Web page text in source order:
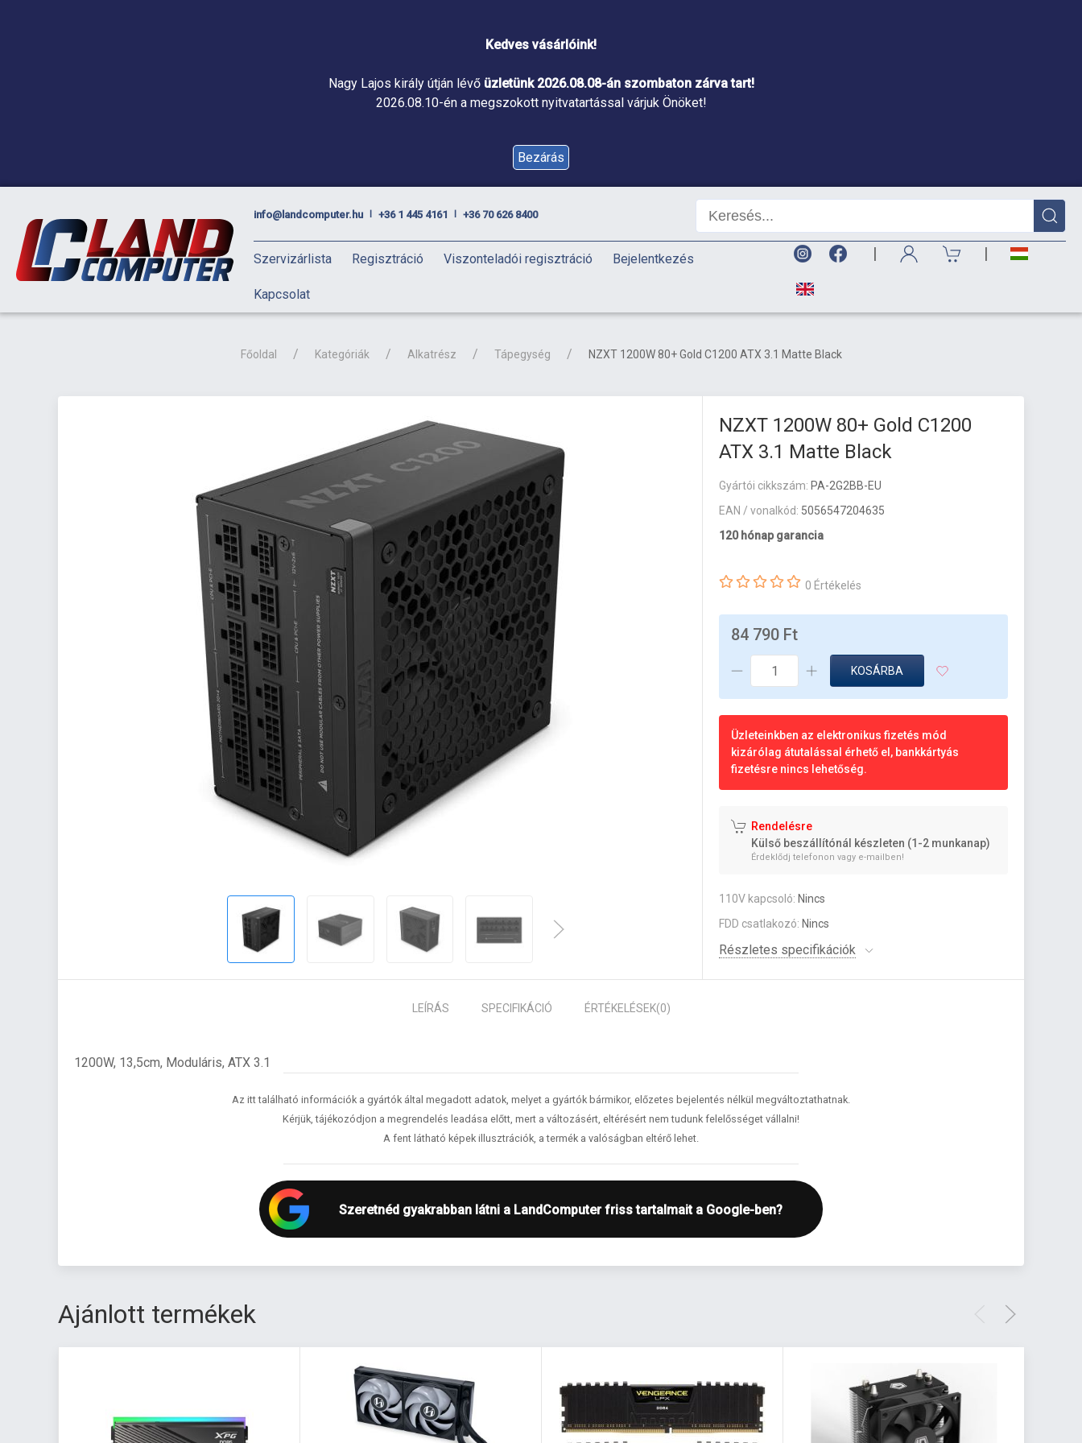
Kedves vásárlóink!
Nagy Lajos király útján lévő üzletünk 2026.08.08-án szombaton zárva tart!
2026.08.10-én a megszokott nyitvatartással várjuk Önöket!
Bezárás
info@landcomputer.hu +36 1 445 4161 +36 70 626 8400
Szervizárlista Regisztráció Viszonteladói regisztráció Bejelentkezés
Kapcsolat
| |
Főoldal Kategóriák Alkatrész Tápegység NZXT 1200W 80+ Gold C1200 ATX 3.1 Matte Black
NZXT 1200W 80+ Gold C1200
ATX 3.1 Matte Black
Gyártói cikkszám: PA-2G2BB-EU
EAN / vonalkód: 5056547204635
120 hónap garancia
0 Értékelés
84 790 Ft
KOSÁRBA
Üzleteinkben az elektronikus fizetés mód
kizárólag átutalással érhető el, bankkártyás
fizetésre nincs lehetőség.
Rendelésre
Külső beszállítónál készleten (1-2 munkanap)
Érdeklődj telefonon vagy e-mailben!
110V kapcsoló: Nincs
FDD csatlakozó: Nincs
Részletes specifikációk
LEÍRÁS SPECIFIKÁCIÓ ÉRTÉKELÉSEK(0)
1200W, 13,5cm, Moduláris, ATX 3.1
Az itt található információk a gyártók által megadott adatok, melyet a gyártók bármikor, előzetes bejelentés nélkül megváltoztathatnak.
Kérjük, tájékozódjon a megrendelés leadása előtt, mert a változásért, eltérésért nem tudunk felelősséget vállalni!
A fent látható képek illusztrációk, a termék a valóságban eltérő lehet.
Szeretnéd gyakrabban látni a LandComputer friss tartalmait a Google-ben?
Ajánlott termékek